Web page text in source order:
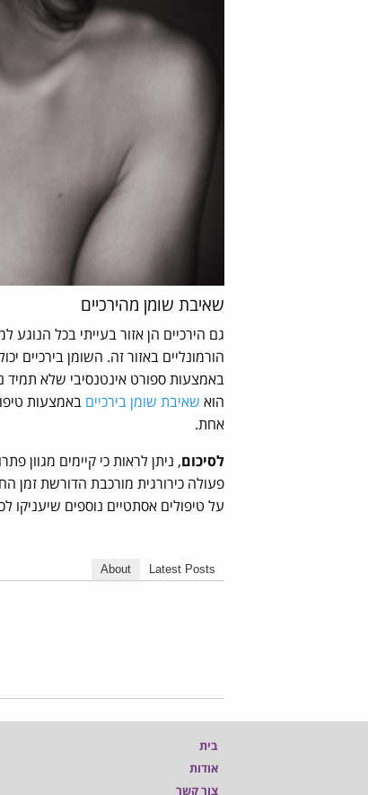
שאיבת שומן מהירכיים
גם הירכיים הן אזור בעייתי בכל
הורמונליים באזור זה. השומן
באמצעות ספורט אינטנסיבי שלא תמיד
הוא שאיבת שומן בירכיים באמצעות
אחת.
לסיכום, ניתן לראות כי קיימים מגוון
פעולה כירורגית מורכבת הדורשת זמן
על טיפולים אסתטיים נוספים שיעניקו
About Latest Posts
בית
אודות
צור קשר